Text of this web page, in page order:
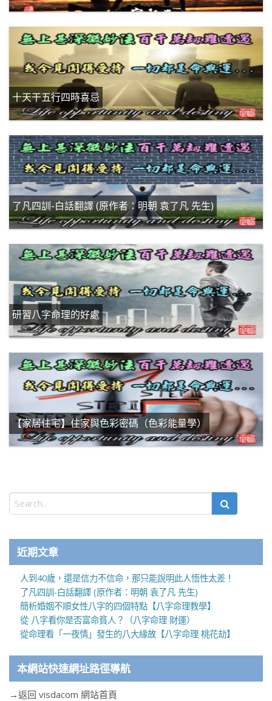
十天干五行四時喜忌
了凡四訓-白話翻譯 (原作者：明朝 袁了凡 先生)
研習八字命理的好處
【家居住宅】住家與色彩密碼（色彩能量學）
近期文章
人到40歲，還是信力不信命，那只能說明此人悟性太差！
了凡四訓-白話翻譯 (原作者：明朝 袁了凡 先生)
簡析婚姻不順女性八字的四個特點【八字命理教學】
從 八字看你是否富命貧人？（八字命理 財運）
從命理看「一夜情」發生的八大緣故【八字命理 桃花劫】
本網站快速網址路徑導航
→返回 visdacom 網站首頁